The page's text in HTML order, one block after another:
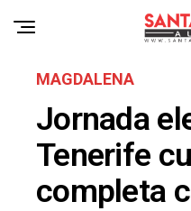
MAGDALENA
Jornada
Tenerife
completa